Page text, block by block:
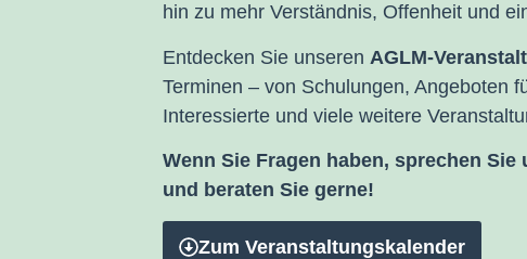
hin zu mehr Verständnis, Offenheit und
Entdecken Sie unseren AGLM-
Terminen – von Schulungen, Angeboten
Interessierte und viele weitere
Wenn Sie Fragen haben, sprechen
und beraten Sie gerne!
Zum Veranstaltungskalender